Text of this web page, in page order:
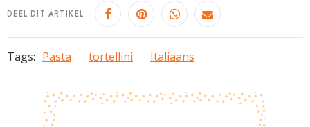
DEEL DIT ARTIKEL
Tags: Pasta tortellini Italiaans